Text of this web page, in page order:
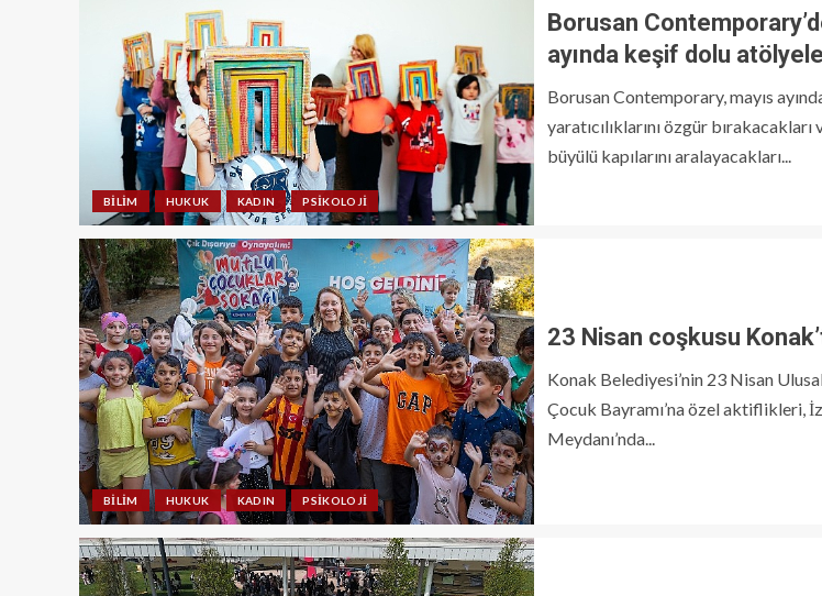
BILIM HUKUK KADIN PSIKOLOJI
Borusan
ayında keşif dolu
Borusan Contemporary, mayıs
yaratıcılıklarını özgür bırakacakları
büyülü kapılarını aralayacakları...
BILIM HUKUK KADIN PSIKOLOJI
23 Nisan coşkusu
Konak Belediyesi’nin 23 Nisan
Çocuk Bayramı’na özel aktiflikleri,
Meydanı’nda...